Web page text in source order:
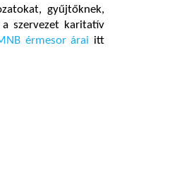
gyűjtőknek,
szervezet karitatív
érmesor árai itt